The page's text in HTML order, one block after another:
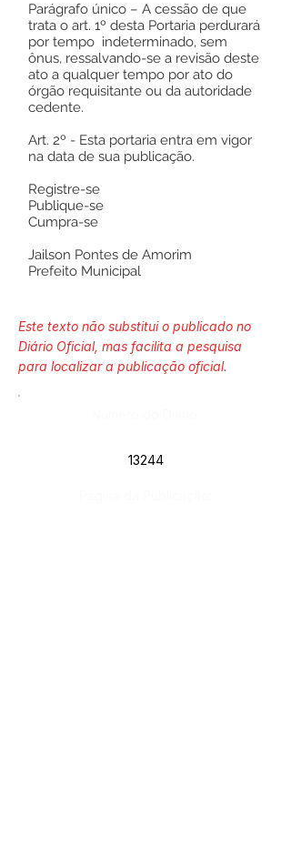
Parágrafo único – A cessão de que
trata o art. 1º desta Portaria perdurará
por tempo indeterminado, sem
ônus, ressalvando-se a revisão deste
ato a qualquer tempo por ato do
órgão requisitante ou da autoridade
cedente.
Art. 2º - Esta portaria entra em vigor
na data de sua publicação.
Registre-se
Publique-se
Cumpra-se
Jailson Pontes de Amorim
Prefeito Municipal
Este texto não substitui o publicado no
Diário Oficial, mas facilita a pesquisa
para localizar a publicação oficial.
13244